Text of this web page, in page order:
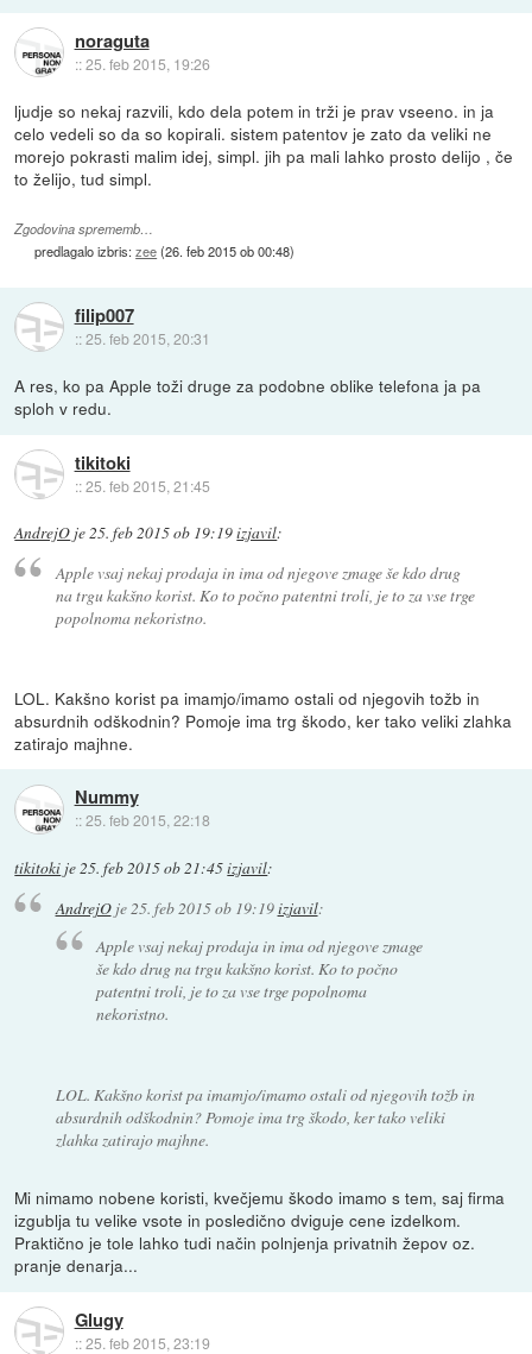
noraguta
::25. feb 2015, 19:26
ljudje so nekaj razvili, kdo dela potem in trži je prav vseeno. in ja
celo vedeli so da so kopirali. sistem patentov je zato da veliki ne
morejo pokrasti malim idej, simpl. jih pa mali lahko prosto delijo , če
to želijo, tud simpl.
Zgodovina sprememb…
predlagalo izbris:zee(26. feb 2015 ob 00:48)
filip007
::25. feb 2015, 20:31
A res, ko pa Apple toži druge za podobne oblike telefona ja pa
sploh v redu.
tikitoki
::25. feb 2015, 21:45
AndrejO je25. feb 2015 ob 19:19izjavil:
Apple vsaj nekaj prodaja in ima od njegove zmage še kdo drug
na trgu kakšno korist. Ko to počno patentni troli, je to za vse trge
popolnoma nekoristno.
LOL. Kakšno korist pa imamjo/imamo ostali od njegovih tožb in
absurdnih odškodnin? Pomoje ima trg škodo, ker tako veliki zlahka
zatirajo majhne.
Nummy
::25. feb 2015, 22:18
tikitoki je25. feb 2015 ob 21:45izjavil:
AndrejOje 25. feb 2015 ob 19:19izjavil:
Apple vsaj nekaj prodaja in ima od njegove zmage
še kdo drug na trgu kakšno korist. Ko to počno
patentni troli, je to za vse trge popolnoma
nekoristno.
LOL. Kakšno korist pa imamjo/imamo ostali od njegovih tožb in
absurdnih odškodnin? Pomoje ima trg škodo, ker tako veliki
zlahka zatirajo majhne.
Mi nimamo nobene koristi, kvečjemu škodo imamo s tem, saj firma
izgublja tu velike vsote in posledično dviguje cene izdelkom.
Praktično je tole lahko tudi način polnjenja privatnih žepov oz.
pranje denarja...
Glugy
::25. feb 2015, 23:19